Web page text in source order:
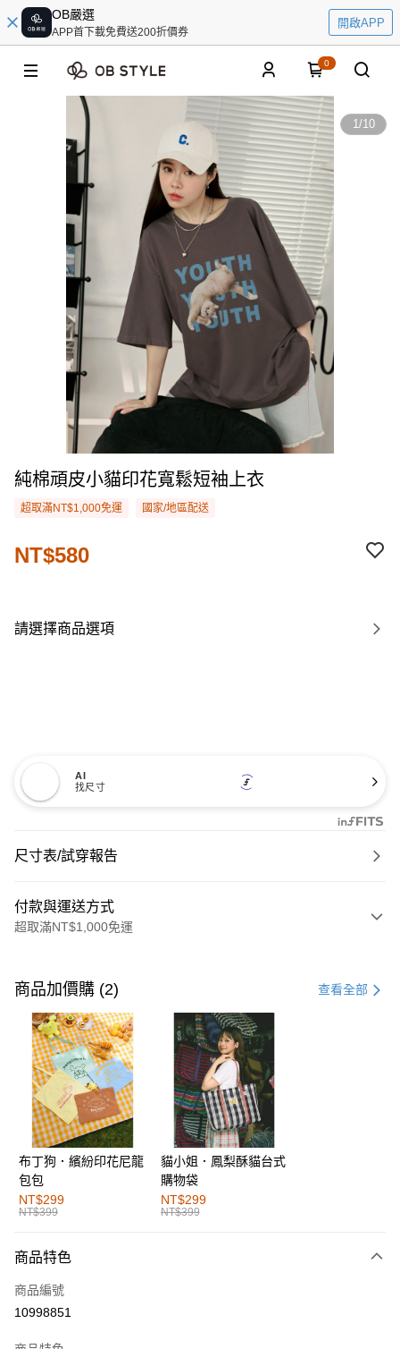
OB嚴選
APP首下載免費送200折價券
開啟APP
0
1/10
純棉頑皮小貓印花寬鬆短袖上衣
超取滿NT$1,000免運 國家/地區配送
NT$580
請選擇商品選項
AI
找尺寸
尺寸表/試穿報告
付款與運送方式
超取滿NT$1,000免運
信用卡一次付款
購物金
超商取貨付款
LINE Pay
街口支付
運送方式
全家取貨付款
每筆NT$60，滿NT$1,000(含以上)免運費
付款後全家取貨
萊爾富取貨付款
商品加價購 (2) 查看全部
布丁狗．繽紛印花尼龍
包包
NT$299
NT$399
貓小姐．鳳梨酥貓台式
購物袋
NT$299
NT$399
商品特色
商品編號
10998851